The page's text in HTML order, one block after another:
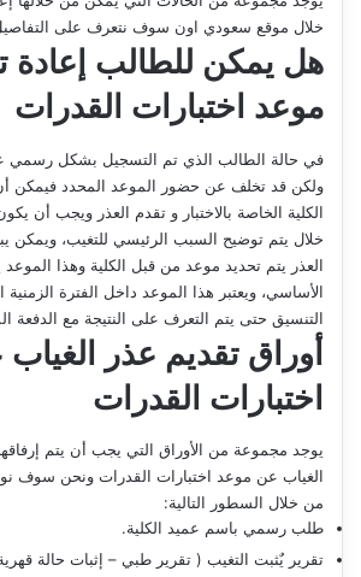
خلال موقع سعودي اون سوف نتعرف على
هل يمكن للطالب إعادة
موعد اختبارات القدرات
في حالة الطالب الذي تم التسجيل بشكل رسمي
ولكن قد تخلف عن حضور الموعد المحدد فيمكن أن
الكلية الخاصة بالاختبار و تقدم العذر ويجب أن
خلال يتم توضيح السبب الرئيسي للتغيب، ويمكن
العذر يتم تحديد موعد من قبل الكلية وهذا
الأساسي، ويعتبر هذا الموعد داخل الفترة
التنسيق حتى يتم التعرف على النتيجة مع الدفعة
أوراق تقديم عذر
اختبارات القدرات
يوجد مجموعة من الأوراق التي يجب أن يتم
الغياب عن موعد اختبارات القدرات ونحن سوف
من خلال السطور التالية:
طلب رسمي باسم عميد الكلية.
تقرير يٌثبت التغيب ( تقرير طبي – إثبات حالة